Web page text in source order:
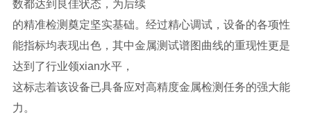
数都达到良佳状态，为后续
的精准检测奠定坚实基础。经过精心调试，设备的各项性
能指标均表现出色，其中金属测试谱图曲线的重现性更是
达到了行业领xian水平，
这标志着该设备已具备应对高精度金属检测任务的强大能
力。